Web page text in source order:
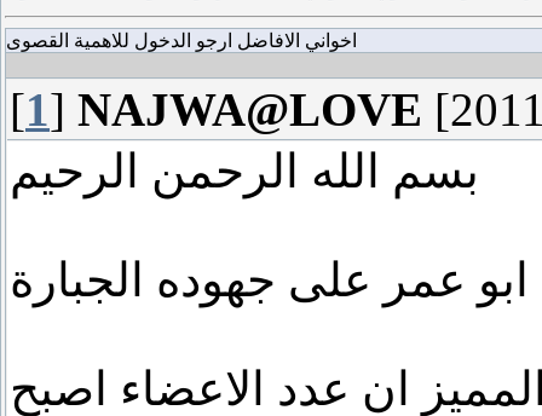
اخواني الافاضل ارجو الدخول للاهمية القصوى
[1] NAJWA@LOVE
بسم الله الرحمن الرحيم
ابو عمر على جهوده الجبارة
ان عدد الاعضاء اصبح